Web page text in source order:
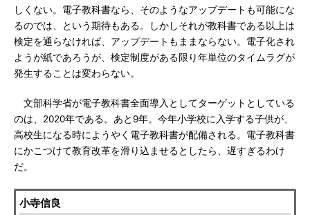
しくない。電子教科書なら、そのようなアップデートも可能にな
るのでは、という期待もある。しかしそれが教科書である以上は
検定を通らなければ、アップデートもままならない。電子化され
ようが紙であろうが、検定制度がある限り年単位のタイムラグが
発生することは変わらない。
文部科学省が電子教科書全面導入としてターゲットとしている
のは、2020年である。あと9年。今年小学校に入学する子供が、
高校生になる時にようやく電子教科書が配備される。電子教科書
にかこつけて教育改革を滑り込ませるとしたら、遅すぎるわけ
だ。
小寺信良